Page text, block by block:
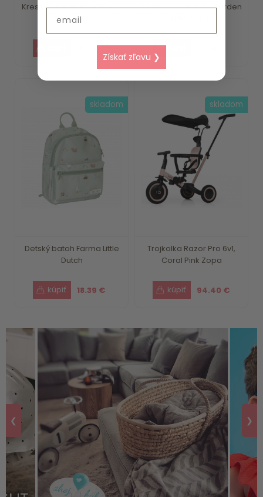
Kresliaci tablet Blue Forest
Friends ...
15.79 €
Detský batoh Fairy Garden
Detský batoh Farma Little
Dutch
18.39 €
skladom
Trojkolka Razor Pro 6v1,
Coral Pink Zopa
94.40 €
skladom
❮ ❯
Získať zľavu ❯